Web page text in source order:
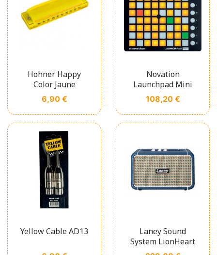
Hohner Happy
Color Jaune
Prix
6,90 €
Novation
Launchpad Mini
Prix
108,20 €
Yellow Cable AD13
Laney Sound
System LionHeart